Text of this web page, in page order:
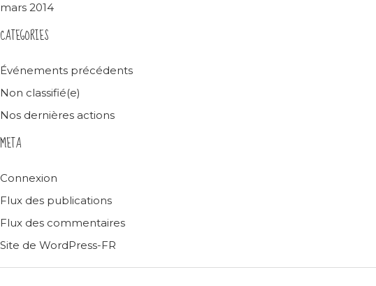
mars 2014
CATEGORIES
Événements précédents
Non classifié(e)
Nos dernières actions
META
Connexion
Flux des publications
Flux des commentaires
Site de WordPress-FR